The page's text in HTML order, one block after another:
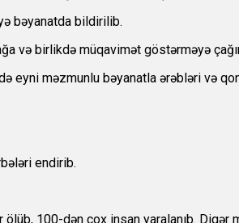
bəyanatda bildirilib.
və birlikdə müqavimət göstərməyə
məzmunlu bəyanatla ərəbləri və
endirib.
100-dən çox insan yaralanıb. Digər